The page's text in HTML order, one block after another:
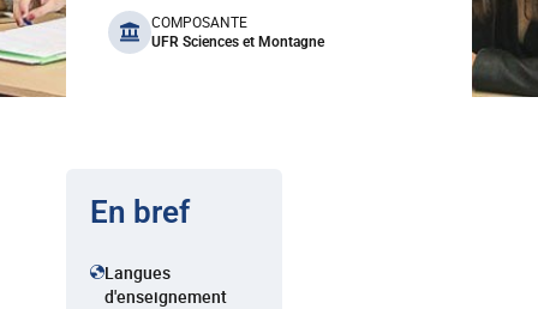
benefits
COMPOSANTE
UFR Sciences et Montagne
En bref
Langues
d'enseignement